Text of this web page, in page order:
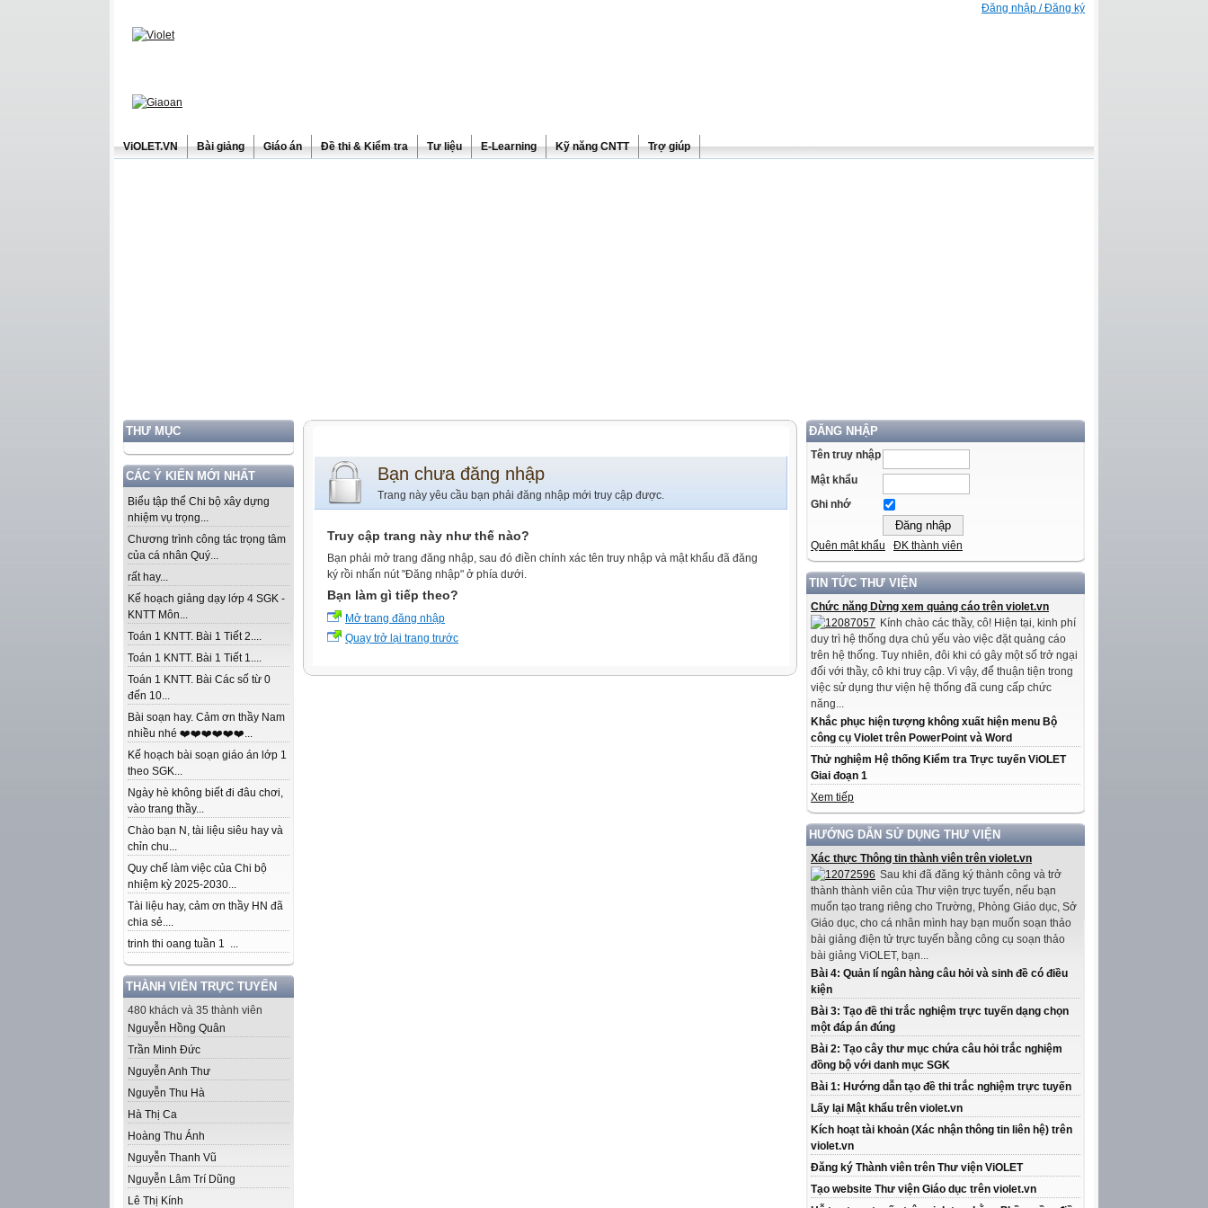
Đăng nhập / Đăng ký
ViOLET.VN Bài giảng Giáo án Đề thi & Kiểm tra Tư liệu E-Learning Kỹ năng CNTT Trợ giúp
THƯ MỤC
CÁC Ý KIẾN MỚI NHẤT
Biểu tập thể Chi bộ xây dựng
nhiệm vụ trọng...
Chương trình công tác trọng tâm
của cá nhân Quý...
rất hay...
Kế hoạch giảng dạy lớp 4 SGK -
KNTT Môn...
Toán 1 KNTT. Bài 1 Tiết 2....
Toán 1 KNTT. Bài 1 Tiết 1....
Toán 1 KNTT. Bài Các số từ 0
đến 10...
Bài soạn hay. Cảm ơn thầy Nam
nhiều nhé ❤️❤️❤️❤️❤️❤️...
Kế hoạch bài soạn giáo án lớp 1
theo SGK...
Ngày hè không biết đi đâu chơi,
vào trang thầy...
Chào bạn N, tài liệu siêu hay và
chỉn chu...
Quy chế làm việc của Chi bộ
nhiệm kỳ 2025-2030...
Tài liệu hay, cảm ơn thầy HN đã
chia sẻ....
trinh thi oang tuần 1 ...
THÀNH VIÊN TRỰC TUYẾN
480 khách và 35 thành viên
Nguyễn Hồng Quân
Trần Minh Đức
Nguyễn Anh Thư
Nguyễn Thu Hà
Hà Thị Ca
Hoàng Thu Ánh
Nguyễn Thanh Vũ
Nguyễn Lâm Trí Dũng
Lê Thị Kính
ĐĂNG NHẬP
Tên truy nhập
Mật khẩu
Ghi nhớ
Quên mật khẩu ĐK thành viên
TIN TỨC THƯ VIỆN
Chức năng Dừng xem quảng cáo trên violet.vn
Kính chào các thầy, cô! Hiện tại, kinh phí
duy trì hệ thống dựa chủ yếu vào việc đặt quảng cáo
trên hệ thống. Tuy nhiên, đôi khi có gây một số trở ngại
đối với thầy, cô khi truy cập. Vì vậy, để thuận tiện trong
việc sử dụng thư viện hệ thống đã cung cấp chức
năng...
Khắc phục hiện tượng không xuất hiện menu Bộ
công cụ Violet trên PowerPoint và Word
Thử nghiệm Hệ thống Kiểm tra Trực tuyến ViOLET
Giai đoạn 1
Xem tiếp
HƯỚNG DẪN SỬ DỤNG THƯ VIỆN
Xác thực Thông tin thành viên trên violet.vn
Sau khi đã đăng ký thành công và trở
thành thành viên của Thư viện trực tuyến, nếu bạn
muốn tạo trang riêng cho Trường, Phòng Giáo dục, Sở
Giáo dục, cho cá nhân mình hay bạn muốn soạn thảo
bài giảng điện tử trực tuyến bằng công cụ soạn thảo
bài giảng ViOLET, bạn...
Bài 4: Quản lí ngân hàng câu hỏi và sinh đề có điều
kiện
Bài 3: Tạo đề thi trắc nghiệm trực tuyến dạng chọn
một đáp án đúng
Bài 2: Tạo cây thư mục chứa câu hỏi trắc nghiệm
đồng bộ với danh mục SGK
Bài 1: Hướng dẫn tạo đề thi trắc nghiệm trực tuyến
Lấy lại Mật khẩu trên violet.vn
Kích hoạt tài khoản (Xác nhận thông tin liên hệ) trên
violet.vn
Đăng ký Thành viên trên Thư viện ViOLET
Tạo website Thư viện Giáo dục trên violet.vn
Bạn chưa đăng nhập
Trang này yêu cầu bạn phải đăng nhập mới truy cập được.
Truy cập trang này như thế nào?
Bạn phải mở trang đăng nhập, sau đó điền chính xác tên truy nhập và mật khẩu đã đăng
ký rồi nhấn nút "Đăng nhập" ở phía dưới.
Bạn làm gì tiếp theo?
Mở trang đăng nhập
Quay trở lại trang trước